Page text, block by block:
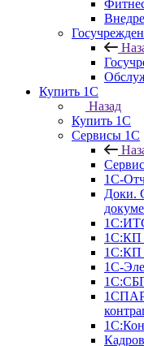
Купить 1С
Назад
Купить 1С
Сервисы 1С
1С-
Доки.
1С:КП
1С-